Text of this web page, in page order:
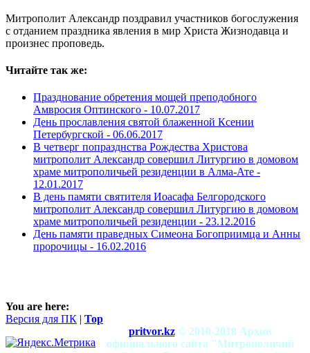
Митрополит Александр поздравил участников богослужения
с отданием праздника явления в мир Христа Жизнодавца и
произнес проповедь.
Читайте так же:
Празднование обретения мощей преподобного
Амвросия Оптинского - 10.07.2017
День прославления святой блаженной Ксении
Петербургской - 06.06.2017
В четверг попразднства Рождества Христова
митрополит Александр совершил Литургию в домовом
храме митрополичьей резиденции в Алма-Ате -
12.01.2017
В день памяти святителя Иоасафа Белгородского
митрополит Александр совершил Литургию в домовом
храме митрополичьей резиденции - 23.12.2016
День памяти праведных Симеона Богоприимца и Анны
пророчицы - 16.02.2016
You are here:
Версия для ПК | Top
pritvor.kz © 2010-2018 Архив
официального сайта "Митрополичий